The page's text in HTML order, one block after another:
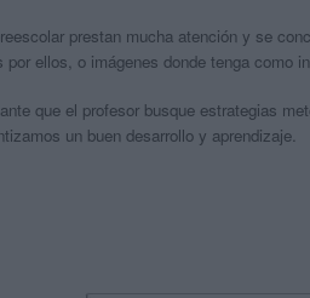
prestan mucha atención y se
por ellos, o imágenes donde tenga como
que el profesor busque estrategias
un buen desarrollo y aprendizaje.